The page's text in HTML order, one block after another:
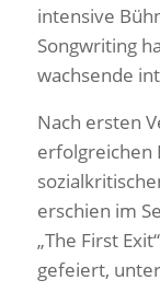
intensive
Songwriting
wachsende
Nach ersten
erfolgreichen
erschien im
„The First
gefeiert,